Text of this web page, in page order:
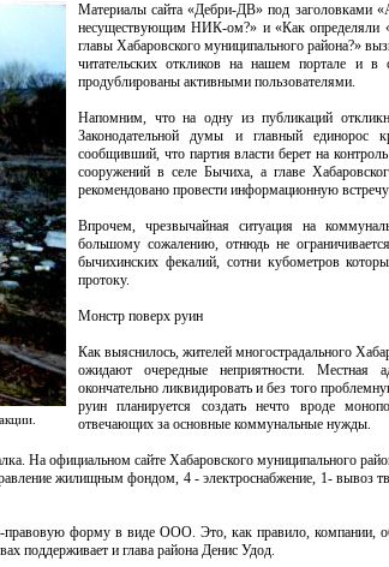
Материалы сайта «Дебри-ДВ» под заголовками
несуществующим НИК-ом?» и «Как определяли
главы Хабаровского муниципального района?»
читательских откликов на нашем портале и в
продублированы активными пользователями.
Напомним, что на одну из публикаций
Законодательной думы и главный единорос
сообщивший, что партия власти берет на
сооружений в селе Бычиха, а главе
рекомендовано провести информационную
Впрочем, чрезвычайная ситуация на
большому сожалению, отнюдь не
бычихинских фекалий, сотни кубометров
протоку.
Монстр поверх руин
Как выяснилось, жителей многострадального
ожидают очередные неприятности. Местная
окончательно ликвидировать и без того
руин планируется создать нечто вроде
отвечающих за основные коммунальные нужды.
На официальном сайте Хабаровского муниципального
жилищным фондом, 4 - электроснабжение, 1- вывоз
правовую форму в виде ООО. Это, как правило, компании,
поддерживает и глава района Денис Удод.